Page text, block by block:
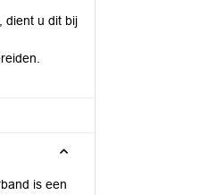
dient u dit bij
is een